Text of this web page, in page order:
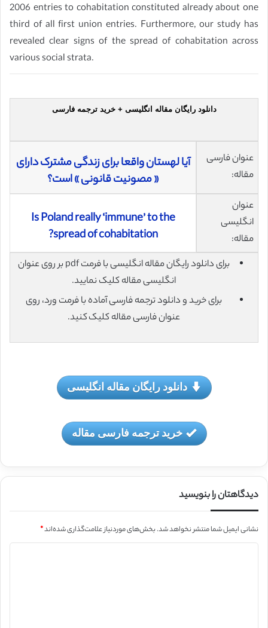
2006 entries to cohabitation constituted already about one
third of all first union entries. Furthermore, our study has
revealed clear signs of the spread of cohabitation across
various social strata.
دانلود رایگان مقاله انگلیسی + خرید ترجمه فارسی
عنوان فارسی
مقاله:
آیا لهستان واقعا برای زندگی مشترک دارای
« مصونیت قانونی » است؟
عنوان
انگلیسی
مقاله:
Is Poland really ‘immune’ to the
spread of cohabitation?
برای دانلود رایگان مقاله انگلیسی با فرمت pdf بر روی عنوان
انگلیسی مقاله کلیک نمایید.
برای خرید و دانلود ترجمه فارسی آماده با فرمت ورد، روی
عنوان فارسی مقاله کلیک کنید.
دانلود رایگان مقاله انگلیسی
خرید ترجمه فارسی مقاله
دیدگاهتان را بنویسید
نشانی ایمیل شما منتشر نخواهد شد.بخش‌های موردنیاز علامت‌گذاری شده‌اند*